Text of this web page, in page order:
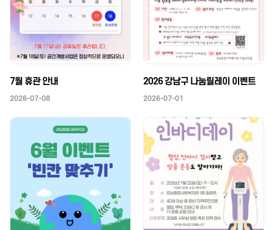
7월 휴관 안내
2026-07-08
2026 강남구 나눔릴레이 이벤트
2026-07-01